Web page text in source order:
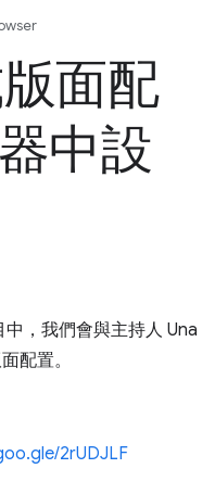
面配
中設
，我們會與主持人 Una
配置。
2rUDJLF